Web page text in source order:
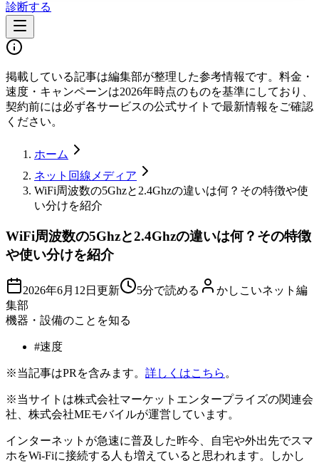
診断する
掲載している記事は編集部が整理した参考情報です。料金・
速度・キャンペーンは2026年時点のものを基準にしており、
契約前には必ず各サービスの公式サイトで最新情報をご確認
ください。
ホーム
ネット回線メディア
WiFi周波数の5Ghzと2.4Ghzの違いは何？その特徴や使
い分けを紹介
WiFi周波数の5Ghzと2.4Ghzの違いは何？その特徴
や使い分けを紹介
2026年6月12日 更新 5分で読める
かしこいネット編
集部
機器・設備のことを知る
#速度
※当記事はPRを含みます。 詳しくはこちら。
※当サイトは株式会社マーケットエンタープライズの関連会
社、株式会社MEモバイルが運営しています。
インターネットが急速に普及した昨今、自宅や外出先でスマ
ホをWi-Fiに接続する人も増えていると思われます。しかし